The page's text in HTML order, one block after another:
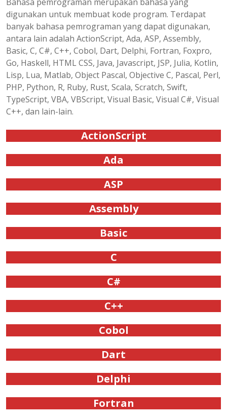
Bahasa pemrograman merupakan bahasa yang
digunakan untuk membuat kode program. Terdapat
banyak bahasa pemrograman yang dapat digunakan,
antara lain adalah ActionScript, Ada, ASP, Assembly,
Basic, C, C#, C++, Cobol, Dart, Delphi, Fortran, Foxpro,
Go, Haskell, HTML CSS, Java, Javascript, JSP, Julia, Kotlin,
Lisp, Lua, Matlab, Object Pascal, Objective C, Pascal, Perl,
PHP, Python, R, Ruby, Rust, Scala, Scratch, Swift,
TypeScript, VBA, VBScript, Visual Basic, Visual C#, Visual
C++, dan lain-lain.
ActionScript
Ada
ASP
Assembly
Basic
C
C#
C++
Cobol
Dart
Delphi
Fortran